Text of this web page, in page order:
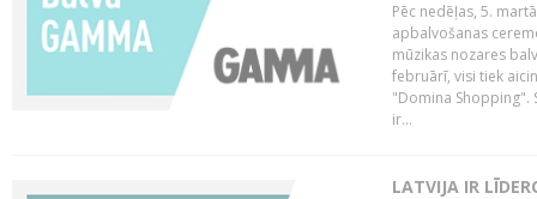
Pēc nedēļas, 5.
apbalvošanas
mūzikas nozares
februārī, visi tiek
"Domina Shopping".
ir...
LATVIJA IR